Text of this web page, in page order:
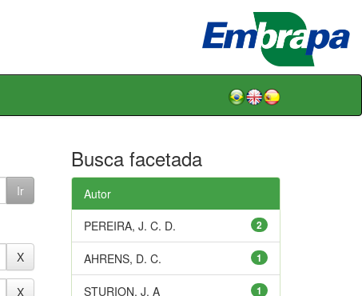
Busca facetada
Autor
2
PEREIRA, J. C. D.
1
AHRENS, D. C.
1
STURION, J. A